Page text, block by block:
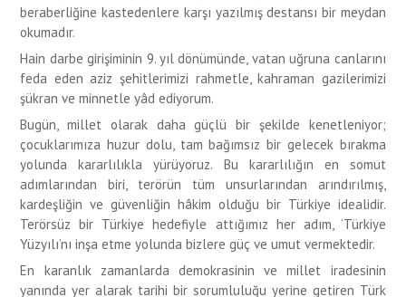
beraberliğine kastedenlere karşı yazılmış destansı bir meydan
okumadır.
Hain darbe girişiminin 9. yıl dönümünde, vatan uğruna canlarını
feda eden aziz şehitlerimizi rahmetle, kahraman gazilerimizi
şükran ve minnetle yâd ediyorum.
Bugün, millet olarak daha güçlü bir şekilde kenetleniyor;
çocuklarımıza huzur dolu, tam bağımsız bir gelecek bırakma
yolunda kararlılıkla yürüyoruz. Bu kararlılığın en somut
adımlarından biri, terörün tüm unsurlarından arındırılmış,
kardeşliğin ve güvenliğin hâkim olduğu bir Türkiye idealidir.
Terörsüz bir Türkiye hedefiyle attığımız her adım, ‘Türkiye
Yüzyılı’nı inşa etme yolunda bizlere güç ve umut vermektedir.
En karanlık zamanlarda demokrasinin ve millet iradesinin
yanında yer alarak tarihi bir sorumluluğu yerine getiren Türk